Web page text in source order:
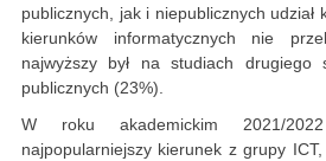
publicznych, jak i niepublicznych udział
kierunków informatycznych nie
najwyższy był na studiach drugiego
publicznych (23%).
W roku akademickim 2021/
najpopularniejszy kierunek z grupy